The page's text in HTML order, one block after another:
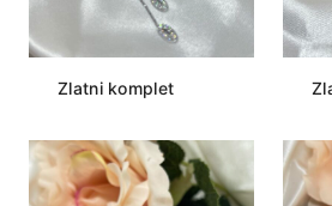
Zlatni komplet